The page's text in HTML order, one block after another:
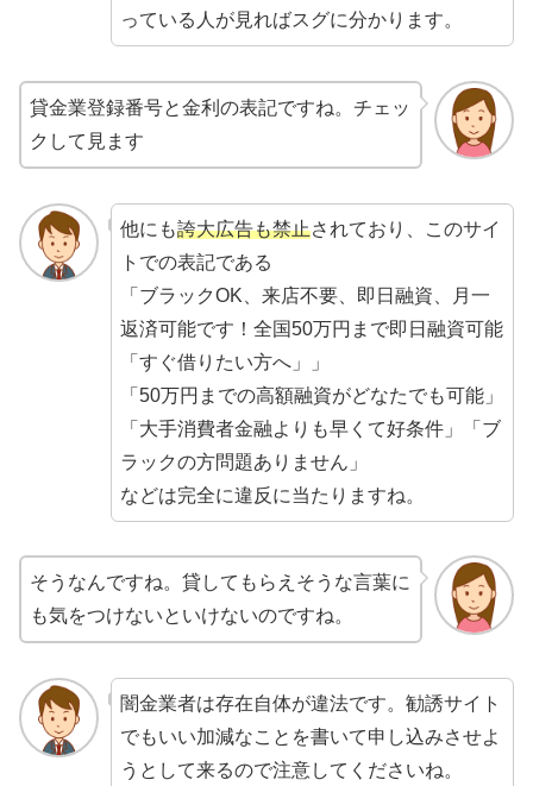
っている人が見ればスグに分かります。
貸金業登録番号と金利の表記ですね。チェッ
クして見ます
他にも誇大広告も禁止されており、このサイ
トでの表記である
「ブラックOK、来店不要、即日融資、月一
返済可能です！全国50万円まで即日融資可能
「すぐ借りたい方へ」」
「50万円までの高額融資がどなたでも可能」
「大手消費者金融よりも早くて好条件」「ブ
ラックの方問題ありません」
などは完全に違反に当たりますね。
そうなんですね。貸してもらえそうな言葉に
も気をつけないといけないのですね。
闇金業者は存在自体が違法です。勧誘サイト
でもいい加減なことを書いて申し込みさせよ
うとして来るので注意してくださいね。